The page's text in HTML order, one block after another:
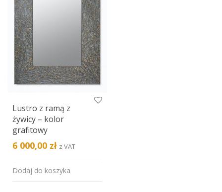
Lustro z ramą z
żywicy – kolor
grafitowy
6 000,00 zł z VAT
Dodaj do koszyka